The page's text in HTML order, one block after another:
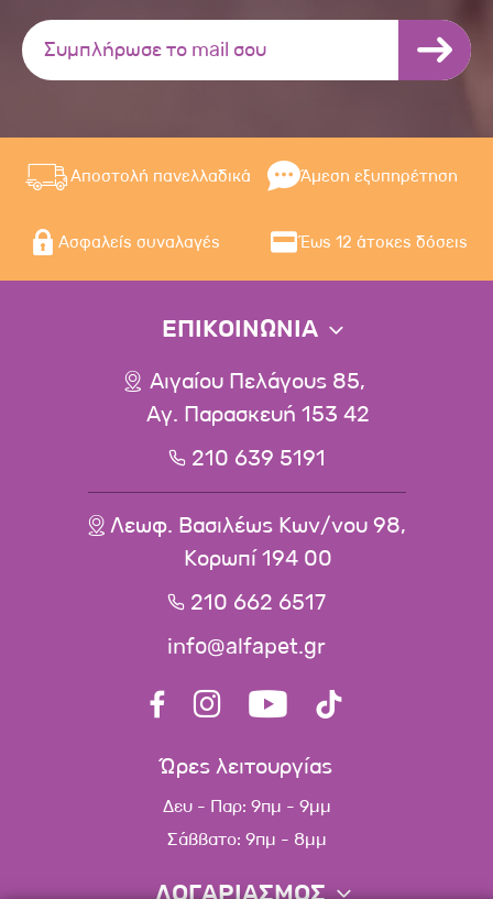
Αποστολή πανελλαδικά Άμεση εξυπηρέτηση
Ασφαλείς συναλαγές Έως 12 άτοκες δόσεις
ΕΠΙΚΟΙΝΩΝΙΑ
Αιγαίου Πελάγους 85,
Αγ. Παρασκευή 153 42
210 639 5191
Λεωφ. Βασιλέως Κων/νου 98,
Κορωπί 194 00
210 662 6517
info@alfapet.gr
Ώρες λειτουργίας
Δευ - Παρ: 9πμ - 9μμ
Σάββατο: 9πμ - 8μμ